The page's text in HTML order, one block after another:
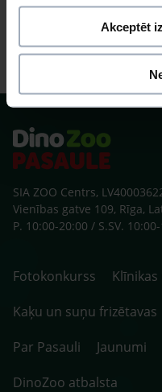
Akceptēt
SIA ZOO Centrs,
Vienības gatve 109, Rīga,
P. 10:00-20:00 / S.SV.
Fotokonkurss
Kaķu un suņu frizētavas
Par Pasauli
Jaunumi
DinoZoo atbalsta